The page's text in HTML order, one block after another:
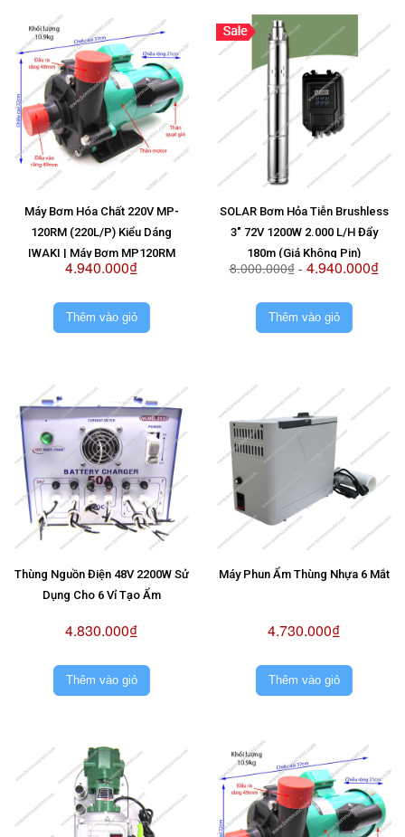
Máy Bơm Hóa Chất 220V MP-
120RM (220L/P) Kiểu Dáng
IWAKI | Máy Bơm MP120RM
220V
4.940.000₫
Thêm vào giỏ
SOLAR Bơm Hỏa Tiễn Brushless
3" 72V 1200W 2.000 L/H Đẩy
180m (Giá Không Pin)
8.000.000₫- 4.940.000₫
Thêm vào giỏ
Thùng Nguồn Điện 48V 2200W Sử
Dụng Cho 6 Vỉ Tạo Ẩm
4.830.000₫
Thêm vào giỏ
Máy Phun Ẩm Thùng Nhựa 6 Mắt
4.730.000₫
Thêm vào giỏ